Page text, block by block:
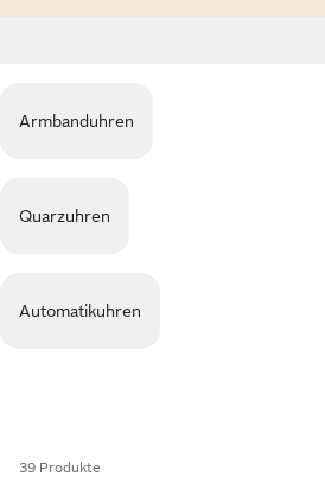
Armbanduhren
Quarzuhren
Automatikuhren
39 Produkte